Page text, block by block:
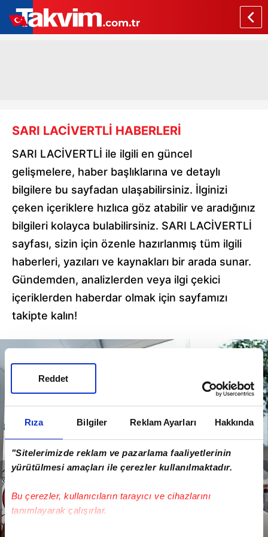
Rıza Bilgiler Reklam Ayarları Hakkında
"Sitelerimizde reklam ve pazarlama faaliyetlerinin
yürütülmesi amaçları ile çerezler kullanılmaktadır.
Bu çerezler, kullanıcıların tarayıcı ve cihazlarını
tanımlayarak çalışırlar.
Reddet
SARI LACİVERTLİ HABERLERİ
SARI LACİVERTLİ ile ilgili en güncel
gelişmelere, haber başlıklarına ve detaylı
bilgilere bu sayfadan ulaşabilirsiniz. İlginizi
çeken içeriklere hızlıca göz atabilir ve aradığınız
bilgileri kolayca bulabilirsiniz. SARI LACİVERTLİ
sayfası, sizin için özenle hazırlanmış tüm ilgili
haberleri, yazıları ve kaynakları bir arada sunar.
Gündemden, analizlerden veya ilgi çekici
içeriklerden haberdar olmak için sayfamızı
takipte kalın!